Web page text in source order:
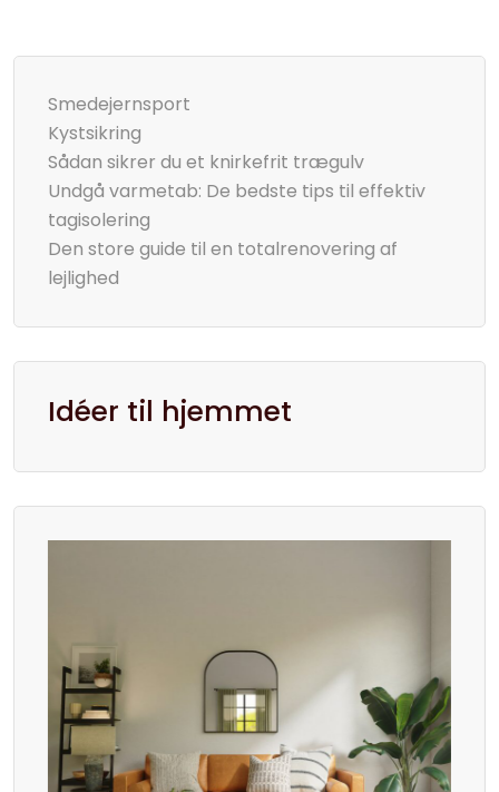
Smedejernsport
Kystsikring
Sådan sikrer du et knirkefrit trægulv
Undgå varmetab: De bedste tips til effektiv
tagisolering
Den store guide til en totalrenovering af
lejlighed
Idéer til hjemmet